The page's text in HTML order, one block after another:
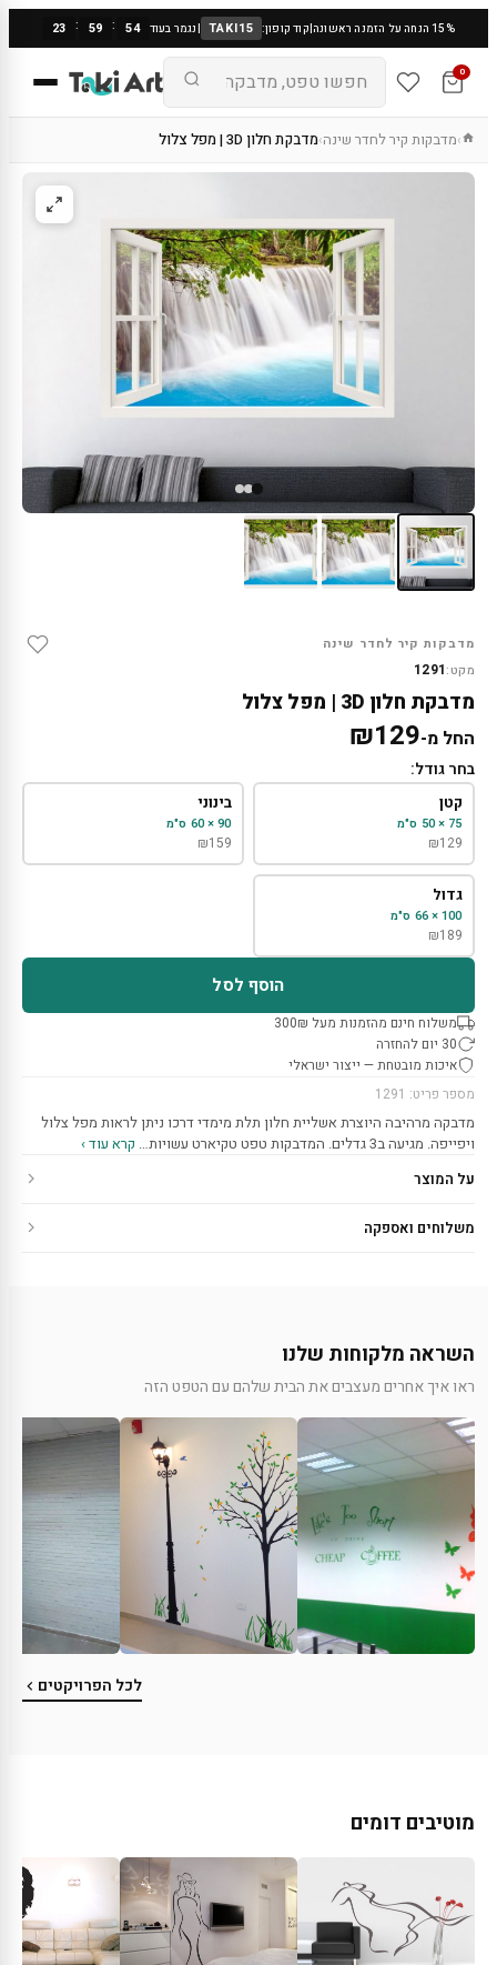
15% הנחה על הזמנה ראשונה |קוד קופון: TAKI15
|נגמר בעוד 23 : 59 : 53
0
›מדבקות קיר לחדר שינה›מדבקת חלון 3D | מפל צלול
מדבקות קיר לחדר שינה
מקט:1291
מדבקת חלון 3D | מפל צלול
החל מ- ₪129
בחר גודל:
קטן
75 × 50 ס"מ
₪129
בינוני
90 × 60 ס"מ
₪159
גדול
100 × 66 ס"מ
₪189
הוסף לסל
משלוח חינם מהזמנות מעל 300₪
30 יום להחזרה
איכות מובטחת — ייצור ישראלי
מספר פריט: 1291
מדבקה מרהיבה היוצרת אשליית חלון תלת מימדי דרכו ניתן לראות מפל צלול
ויפייפה. מגיעה ב3 גדלים. המדבקות טפט טקיארט עשויות…
קרא עוד ›
על המוצר
משלוחים ואספקה
השראה מלקוחות שלנו
ראו איך אחרים מעצבים את הבית שלהם עם הטפט הזה
לכל הפרויקטים
מוטיבים דומים